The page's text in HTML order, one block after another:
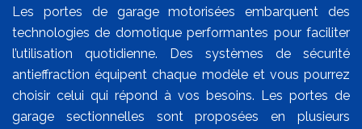
Les portes de garage motorisées embarquent des
technologies de domotique performantes pour faciliter
l’utilisation quotidienne. Des systèmes de sécurité
antieffraction équipent chaque modèle et vous pourrez
choisir celui qui répond à vos besoins. Les portes de
garage sectionnelles sont proposées en plusieurs